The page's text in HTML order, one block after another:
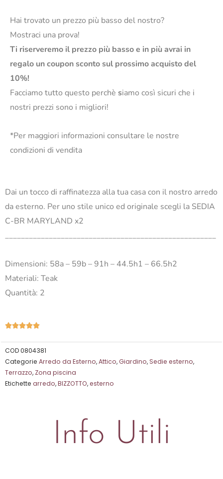
Hai trovato un prezzo più basso del nostro?
Mostraci una prova!
Ti riserveremo il prezzo più basso e in più avrai in
regalo un coupon sconto sul prossimo acquisto del
10%!
Facciamo tutto questo perchè siamo così sicuri che i
nostri prezzi sono i migliori!
*Per maggiori informazioni consultare le nostre
condizioni di vendita
Dai un tocco di raffinatezza alla tua casa con il nostro arredo
da esterno. Per uno stile unico ed originale scegli la SEDIA
C-BR MARYLAND x2
_____________________________________________________
Dimensioni: 58a – 59b – 91h – 44.5h1 – 66.5h2
Materiali: Teak
Quantità: 2
Valutazione
su
5
COD0804381
Categorie Arredo da Esterno,Attico,Giardino,Sedie esterno,
Terrazzo, Zona piscina
Etichette arredo,BIZZOTTO,esterno
Info Utili